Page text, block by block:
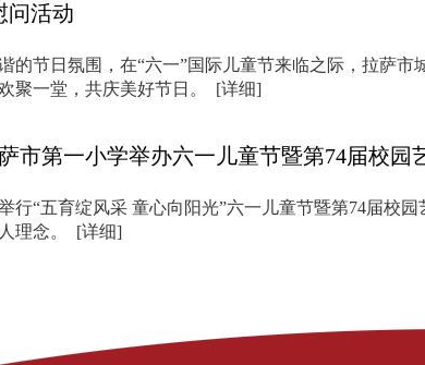
问活动
的节日氛围，在“六一”国际儿童节来临之际，拉萨
聚一堂，共庆美好节日。 [详细]
市第一小学举办六一儿童节暨第74届校园
行“五育绽风采 童心向阳光”六一儿童节暨第74届校
理念。 [详细]